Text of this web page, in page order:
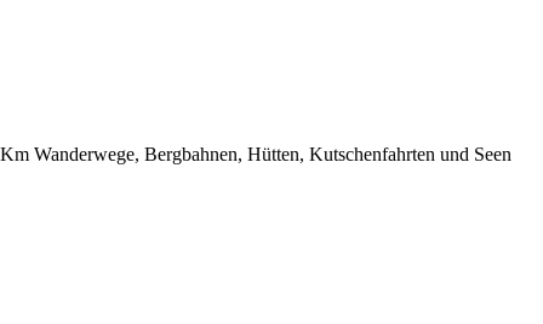
Wanderwege, Bergbahnen, Hütten, Kutschenfahrten und Seen